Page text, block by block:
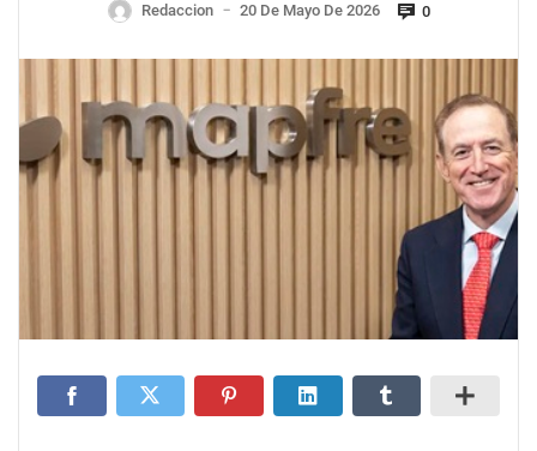
Redaccion — 20 De Mayo De 2026 0